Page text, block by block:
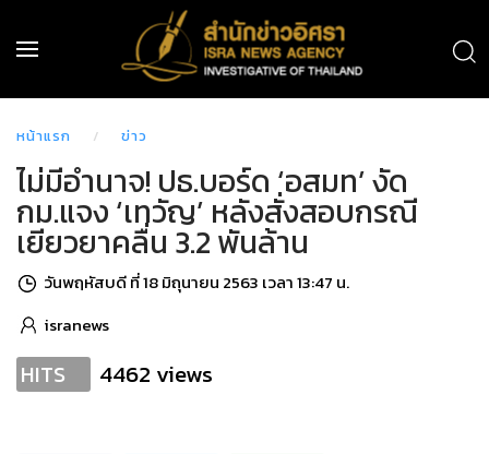
หน้าแรก ข่าว
ไม่มีอำนาจ! ปธ.บอร์ด ‘อสมท’ งัด
กม.แจง ‘เทวัญ’ หลังสั่งสอบกรณี
เยียวยาคลื่น 3.2 พันล้าน
วันพฤหัสบดี ที่ 18 มิถุนายน 2563 เวลา 13:47 น.
isranews
HITS 4462 views